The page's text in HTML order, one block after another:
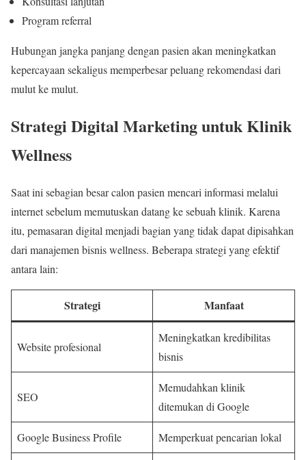
Program referral
Hubungan jangka panjang dengan pasien akan meningkatkan
kepercayaan sekaligus memperbesar peluang rekomendasi dari
mulut ke mulut.
Strategi Digital Marketing untuk Klinik
Wellness
Saat ini sebagian besar calon pasien mencari informasi melalui
internet sebelum memutuskan datang ke sebuah klinik. Karena
itu, pemasaran digital menjadi bagian yang tidak dapat dipisahkan
dari manajemen bisnis wellness. Beberapa strategi yang efektif
antara lain:
Strategi Manfaat
Website profesional
Meningkatkan kredibilitas
bisnis
SEO
Memudahkan klinik
ditemukan di Google
Google Business Profile Memperkuat pencarian lokal